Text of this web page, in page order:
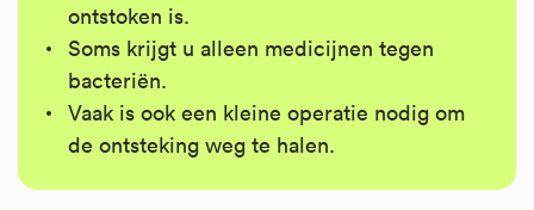
ontstoken is.
Soms krijgt u alleen medicijnen tegen
bacteriën.
Vaak is ook een kleine operatie nodig om
de ontsteking weg te halen.